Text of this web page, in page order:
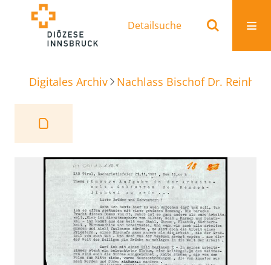
Detailsuche
Digitales Archiv Nachlass Bischof Dr.